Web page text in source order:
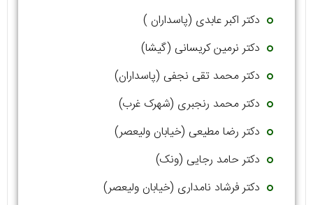
دکتر اکبر عابدی (پاسداران )
دکتر نرمین کریسانی (گیشا)
دکتر محمد تقی نجفی (پاسداران)
دکتر محمد رنجبری (شهرک غرب)
دکتر رضا مطیعی (خیابان ولیعصر)
دکتر حامد رجایی (ونک)
دکتر فرشاد نامداری (خیابان ولیعصر)